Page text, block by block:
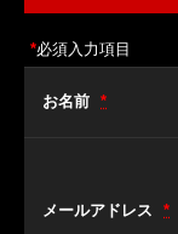
*必須入力項目
お名前 *
メールアドレス *